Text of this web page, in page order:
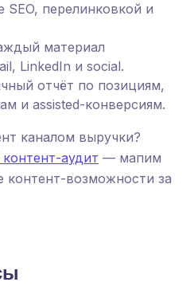
SEO, перелинковкой и
материал
LinkedIn и social.
отчёт по позициям,
и assisted-конверсиям.
каналом выручки?
аудит — мапим
возможности за